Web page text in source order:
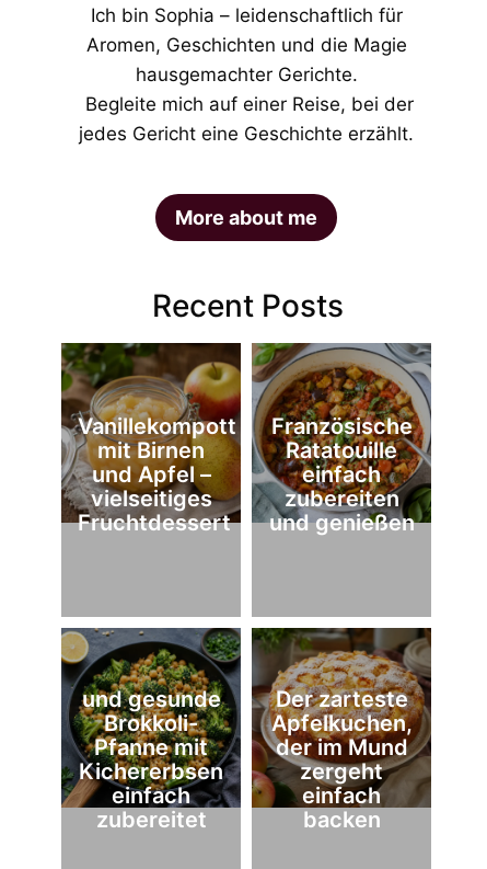
Ich bin Sophia – leidenschaftlich für
Aromen, Geschichten und die Magie
hausgemachter Gerichte.
Begleite mich auf einer Reise, bei der
jedes Gericht eine Geschichte erzählt.
More about me
Recent Posts
Vanillekompott
mit Birnen
und Apfel –
vielseitiges
Fruchtdessert
Französische
Ratatouille
einfach
zubereiten
und genießen
und gesunde
Brokkoli-
Pfanne mit
Kichererbsen
einfach
zubereitet
Der zarteste
Apfelkuchen,
der im Mund
zergeht
einfach
backen